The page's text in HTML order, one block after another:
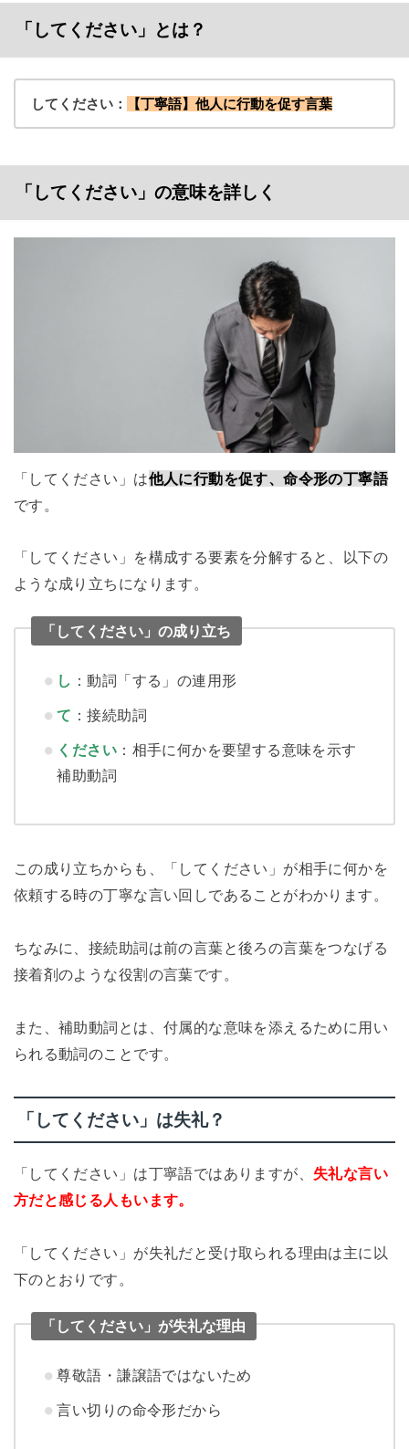
「してください」とは？
してください： 【丁寧語】他人に行動を促す言葉
「してください」の意味を詳しく
「してください」は他人に行動を促す、命令形の丁寧語
です。
「してください」を構成する要素を分解すると、以下の
ような成り立ちになります。
「してください」の成り立ち
し ：動詞「する」の連用形
て ：接続助詞
ください ：相手に何かを要望する意味を示す
補助動詞
この成り立ちからも、「してください」が相手に何かを
依頼する時の丁寧な言い回しであることがわかります。
ちなみに、接続助詞は前の言葉と後ろの言葉をつなげる
接着剤のような役割の言葉です。
また、補助動詞とは、付属的な意味を添えるために用い
られる動詞のことです。
「してください」は失礼？
「してください」は丁寧語ではありますが、 失礼な言い
方だと感じる人もいます。
「してください」が失礼だと受け取られる理由は主に以
下のとおりです。
「してください」が失礼な理由
尊敬語・謙譲語ではないため
言い切りの命令形だから